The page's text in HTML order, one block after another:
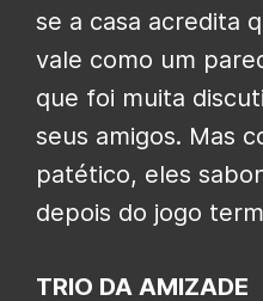
se a casa acredita
vale como um
que foi muita
seus amigos. Mas
patético, eles
depois do jogo
TRIO DA AMIZADE